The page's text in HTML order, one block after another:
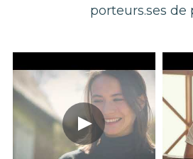
porteurs.ses de